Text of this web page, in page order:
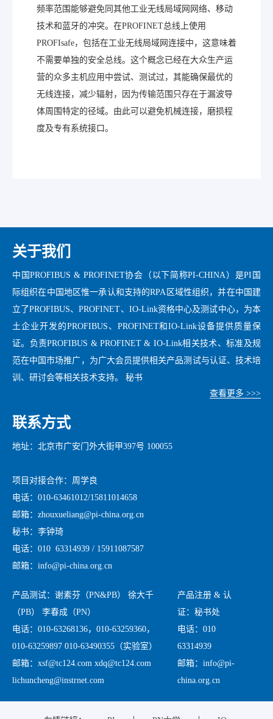
频率范围能够避免同其他工业无线局域网网络、移动
技术和蓝牙的冲突。在PROFINET总线上使用
PROFIsafe，包括在工业无线局域网连接中，这意味着
不需要单独的安全总线。这个概念已经在大众生产运
营的众多主机应用中尝试、测试过，其能确保最优的
无线连接，减少辐射，因为传输范围只存在于漏波导
体周围特定的径域。由此可以避免机械连接，磨损程
度及专有系统接口。
关于我们
中国PROFIBUS & PROFINET协会（以下简称PI-CHINA）是PI国
际组织在中国地区惟一承认和支持的RPA区域性组织，并在中国建
立了PROFIBUS、PROFINET、IO-Link资格中心及测试中心，为本
土企业开发的PROFIBUS、PROFINET和IO-Link设备提供质量保
证。负责PROFIBUS & PROFINET & IO-Link相关技术、标准及规
范在中国市场推广，为广大会员提供相关产品测试与认证、技术培
训、研讨会等相关技术支持。 秘书
查看更多 >>>
联系方式
地址：北京市广安门外大街甲397号 100055
项目对接合作：周学良
电话：010-63461012/15811014658
邮箱：zhouxueliang@pi-china.org.cn
秘书：李钟琦
电话：010 63314939 / 15911087587
邮箱：info@pi-china.org.cn
产品测试：谢素芬（PN&PB） 徐大千
（PB） 李春成（PN）
电话：010-63268136，010-63259360，
010-63259897 010-63490355（实验室）
邮箱：xsf@tc124.com xdq@tc124.com
lichuncheng@instrnet.com
产品注册 & 认
证：秘书处
电话：010
63314939
邮箱：info@pi-
china.org.cn